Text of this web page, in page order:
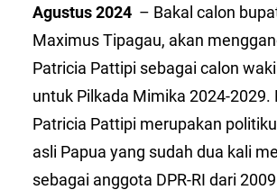
Agustus 2024 – Bakal calon
Maximus Tipagau, akan
Patricia Pattipi sebagai calon
untuk Pilkada Mimika 2024-2029.
Patricia Pattipi merupakan
asli Papua yang sudah dua kali
sebagai anggota DPR-RI dari